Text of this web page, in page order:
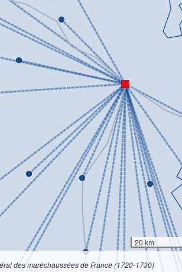
20 km
des maréchaussées de France (1720-1730)